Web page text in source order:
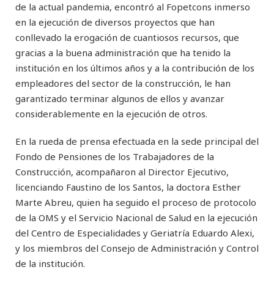
de la actual pandemia, encontró al Fopetcons inmerso
en la ejecución de diversos proyectos que han
conllevado la erogación de cuantiosos recursos, que
gracias a la buena administración que ha tenido la
institución en los últimos años y a la contribución de los
empleadores del sector de la construcción, le han
garantizado terminar algunos de ellos y avanzar
considerablemente en la ejecución de otros.
En la rueda de prensa efectuada en la sede principal del
Fondo de Pensiones de los Trabajadores de la
Construcción, acompañaron al Director Ejecutivo,
licenciando Faustino de los Santos, la doctora Esther
Marte Abreu, quien ha seguido el proceso de protocolo
de la OMS y el Servicio Nacional de Salud en la ejecución
del Centro de Especialidades y Geriatría Eduardo Alexi,
y los miembros del Consejo de Administración y Control
de la institución.